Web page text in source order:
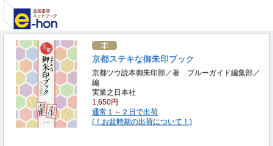
京都ステキな御朱印ブック
京都ツウ読本御朱印部／著 ブルーガイド編集部／
編
実業之日本社
1,650円
通常１～２日で出荷
(！お盆時期の出荷について！)